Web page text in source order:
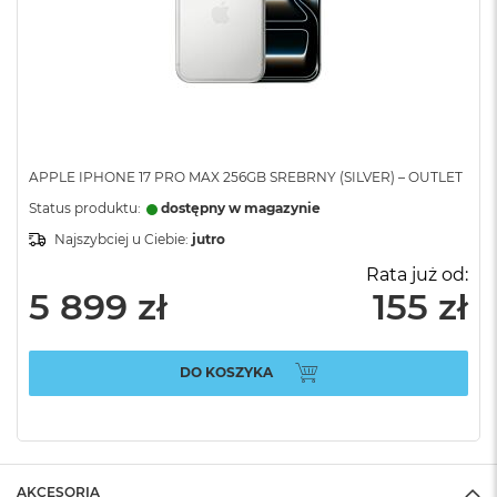
APPLE IPHONE 17 PRO MAX 256GB SREBRNY (SILVER) – OUTLET
Status produktu:
dostępny w magazynie
Najszybciej u Ciebie: jutro
5 899 zł
Rata już od:
155 zł
DO KOSZYKA
AKCESORIA